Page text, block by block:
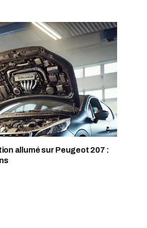
allumé sur Peugeot 207 :